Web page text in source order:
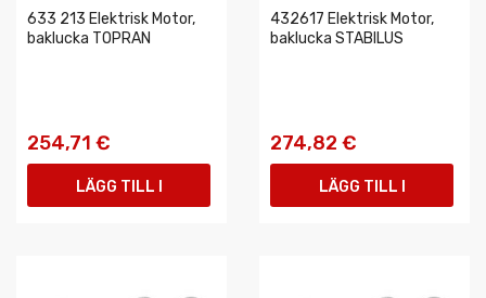
633 213 Elektrisk Motor,
baklucka TOPRAN
254,71 €
LÄGG TILL I
432617 Elektrisk Motor,
baklucka STABILUS
274,82 €
LÄGG TILL I